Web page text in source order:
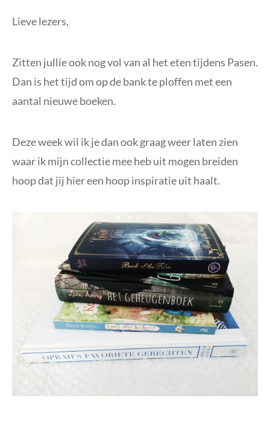
Lieve lezers,
Zitten jullie ook nog vol van al het eten tijdens Pasen.
Dan is het tijd om op de bank te ploffen met een
aantal nieuwe boeken.
Deze week wil ik je dan ook graag weer laten zien
waar ik mijn collectie mee heb uit mogen breiden
hoop dat jij hier een hoop inspiratie uit haalt.